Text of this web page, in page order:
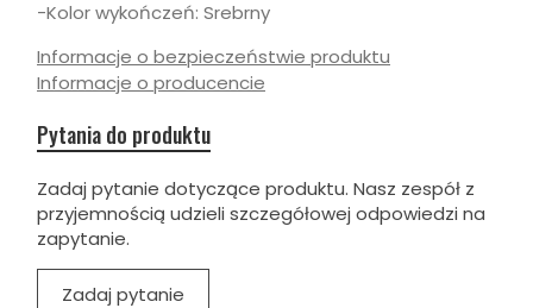
-Kolor wykończeń: Srebrny
Informacje o bezpieczeństwie produktu
Informacje o producencie
Pytania do produktu
Zadaj pytanie dotyczące produktu. Nasz zespół z
przyjemnością udzieli szczegółowej odpowiedzi na
zapytanie.
Zadaj pytanie